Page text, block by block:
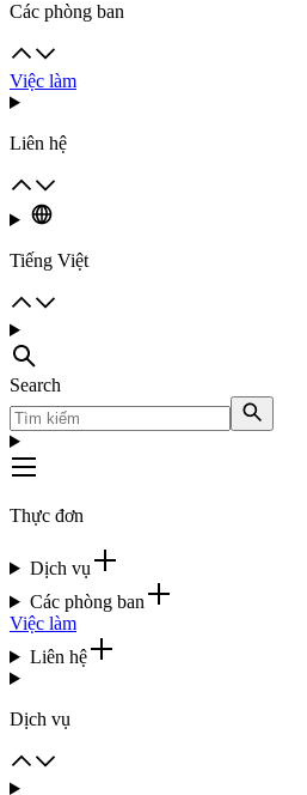
Các phòng ban
Việc làm
Liên hệ
Tiếng Việt
Search
Thực đơn
Dịch vụ
Các phòng ban
Việc làm
Liên hệ
Dịch vụ